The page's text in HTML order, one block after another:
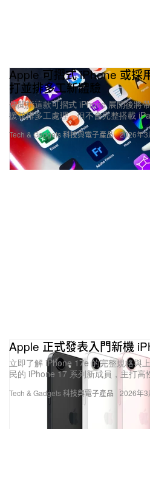
Tech & Gadgets 科技與電子產品
Apple 可摺式 iPhone 或
打並排多工新體驗
傳聞指這款可摺式 iPhone 展開後將
援並排多工處理，但不會完整搭載
2026年3
Tech & Gadgets 科技與電子產品
Apple 正式發表入門新機
立即了解 iPhone 17e 的完整規格與
民的 iPhone 17 系列新成員，主打高
2026年3